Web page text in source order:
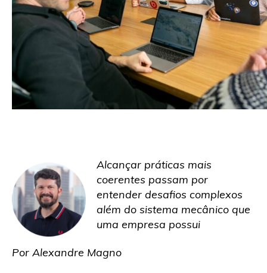
Alcançar práticas mais
coerentes passam por
entender desafios complexos
além do sistema mecânico que
uma empresa possui
Por Alexandre Magno